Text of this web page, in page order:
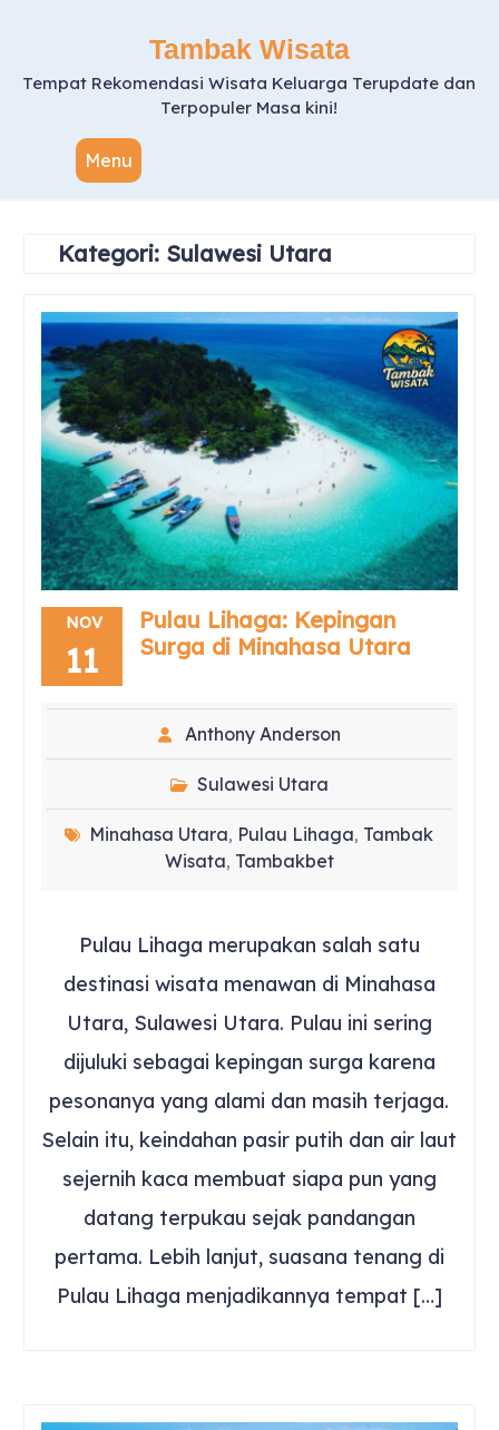
Tambak Wisata
Tempat Rekomendasi Wisata Keluarga Terupdate dan
Terpopuler Masa kini!
Menu
Kategori: Sulawesi Utara
NOV
11
Pulau Lihaga: Kepingan
Surga di Minahasa Utara
Anthony Anderson
Sulawesi Utara
Minahasa Utara, Pulau Lihaga, Tambak
Wisata, Tambakbet
Pulau Lihaga merupakan salah satu
destinasi wisata menawan di Minahasa
Utara, Sulawesi Utara. Pulau ini sering
dijuluki sebagai kepingan surga karena
pesonanya yang alami dan masih terjaga.
Selain itu, keindahan pasir putih dan air laut
sejernih kaca membuat siapa pun yang
datang terpukau sejak pandangan
pertama. Lebih lanjut, suasana tenang di
Pulau Lihaga menjadikannya tempat […]